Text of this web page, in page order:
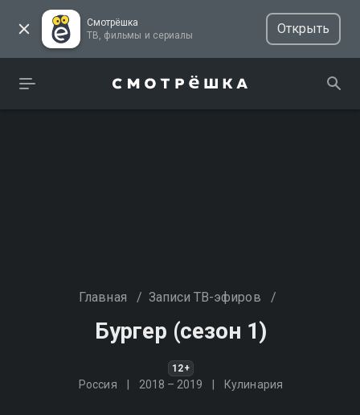
Смотрёшка
ТВ, фильмы и сериалы
Открыть
Главная / Записи ТВ-эфиров /
Бургер (сезон 1)
12+
Россия 2018 – 2019 Кулинария